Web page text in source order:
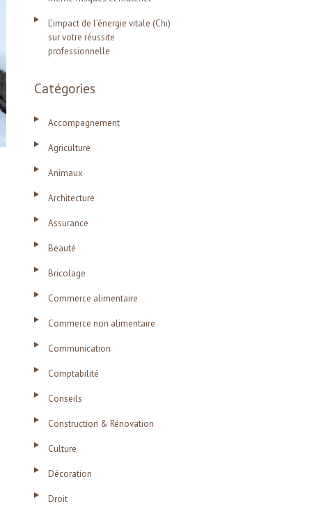
L’impact de l’énergie vitale (Chi)
sur votre réussite
professionnelle
Catégories
Accompagnement
Agriculture
Animaux
Architecture
Assurance
Beauté
Bricolage
Commerce alimentaire
Commerce non alimentaire
Communication
Comptabilité
Conseils
Construction & Rénovation
Culture
Décoration
Droit